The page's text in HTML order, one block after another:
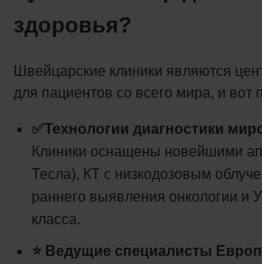
здоровья?
Швейцарские клиники являются
для пациентов со всего мира, и вот
✅Технологии диагностики
Клиники оснащены новейшими
Тесла), КТ с низкодозовым
раннего выявления онкологии и
класса.
⭐ Ведущие специалисты